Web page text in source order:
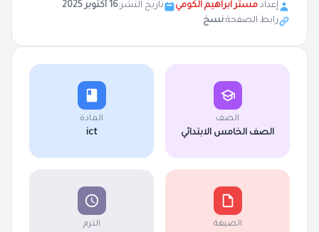
إعداد:مستر ابراهيم الكومي تاريخ النشر:16 أكتوبر 2025
رابط الصفحة:نسخ
الصف
الصف الخامس الابتدائي
المادة
ict
الصيغة الترم